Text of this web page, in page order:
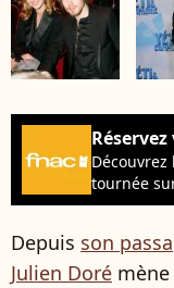
tournée
Depuis son
Julien Doré